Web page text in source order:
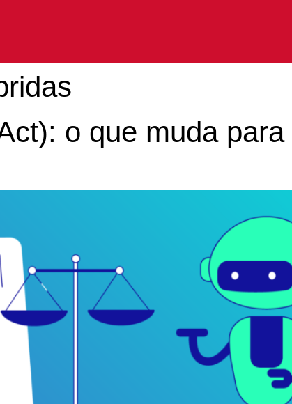
o que muda